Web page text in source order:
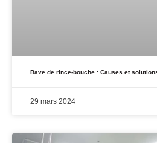
Bave de rince-bouche : Causes et
29 mars 2024